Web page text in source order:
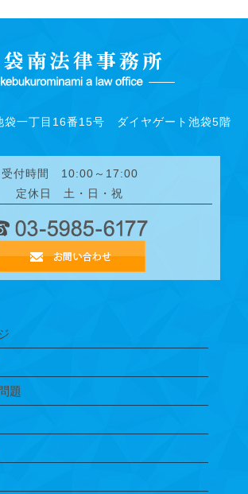
袋一丁目16番15号 ダイヤゲート池袋5階
受付時間 10:00～17:00
定休日 土・日・祝
題